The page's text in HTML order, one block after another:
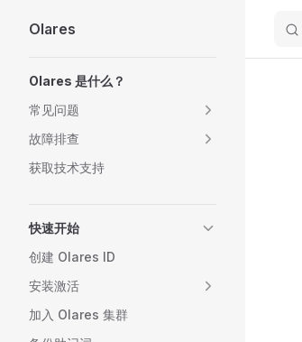
Skip to content
Olares
Olares 是什么？
常见问题
故障排查
获取技术支持
快速开始
创建 Olares ID
安装激活
加入 Olares 集群